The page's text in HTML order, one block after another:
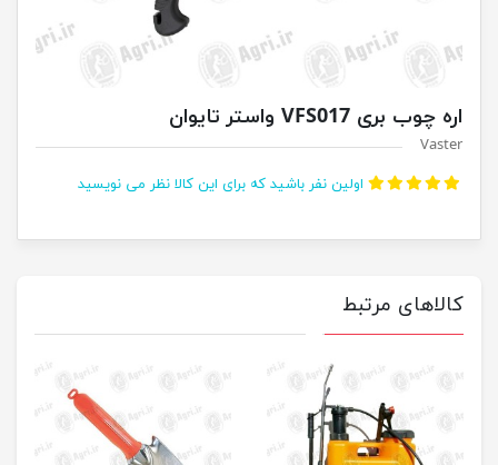
اره چوب بری VFS017 واستر تایوان
Vaster
اولین نفر باشید که برای این کالا نظر می نویسید
کالاهای مرتبط